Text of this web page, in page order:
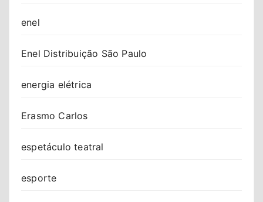
enel
Enel Distribuição São Paulo
energia elétrica
Erasmo Carlos
espetáculo teatral
esporte